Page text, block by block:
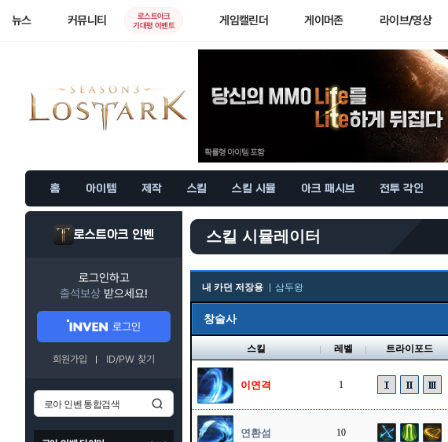
뉴스 커뮤니티
로스트아크
기대평 이벤트
게임캘린더 게이머존 라이브/영상
홈 아이템 제작 스킬 스킬 시뮬 아크 패시브 전투 각인
로스트아크 인벤
로그인하고
출석보상 받으세요!
로그인
회원가입 ID/PW 찾기
스킬 시뮬레이터
내 카던 저장용 삼두왕
창술사
스킬 레벨 트라이포드
이연격 1
연환섬 10